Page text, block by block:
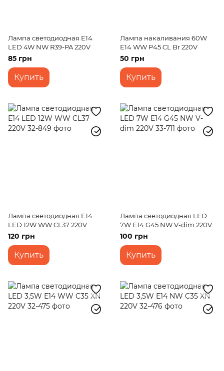
Лампа светодиодная E14
LED 4W NW R39-PA 220V
85 грн
Купить
Лампа накаливания 60W
E14 WW P45 CL Br 220V
50 грн
Купить
Лампа светодиодная E14
LED 12W WW CL37 220V
120 грн
Купить
Лампа светодиодная LED
7W E14 G45 NW V-dim 220V
100 грн
Купить